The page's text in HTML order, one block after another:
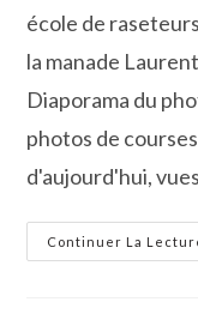
école de
la manade
Diaporama du
photos de
d'aujourd'hui,
Continuer La